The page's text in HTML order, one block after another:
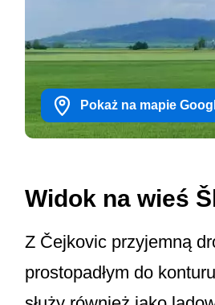
Pokaż na mapie
Widok na wieś
Z Čejkovic przyjemną
prostopadłym do